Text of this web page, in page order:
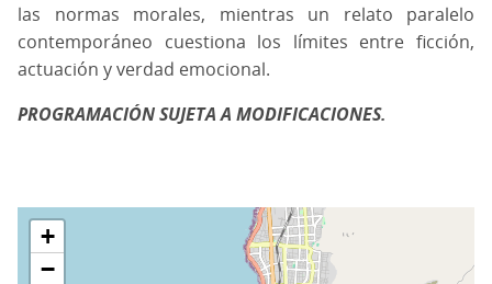
las normas morales, mientras un relato paralelo
contemporáneo cuestiona los límites entre ficción,
actuación y verdad emocional.
PROGRAMACIÓN SUJETA A MODIFICACIONES.
+
−